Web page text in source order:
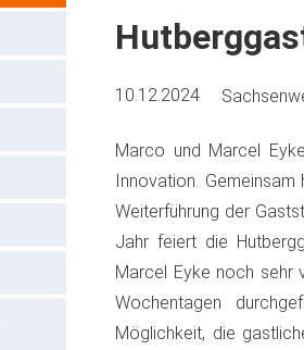
10.12.2024
Marco und Marcel
Innovation.
Weiterführung der
Jahr feiert die
Marcel Eyke noch sehr
Wochentagen
Möglichkeit, die